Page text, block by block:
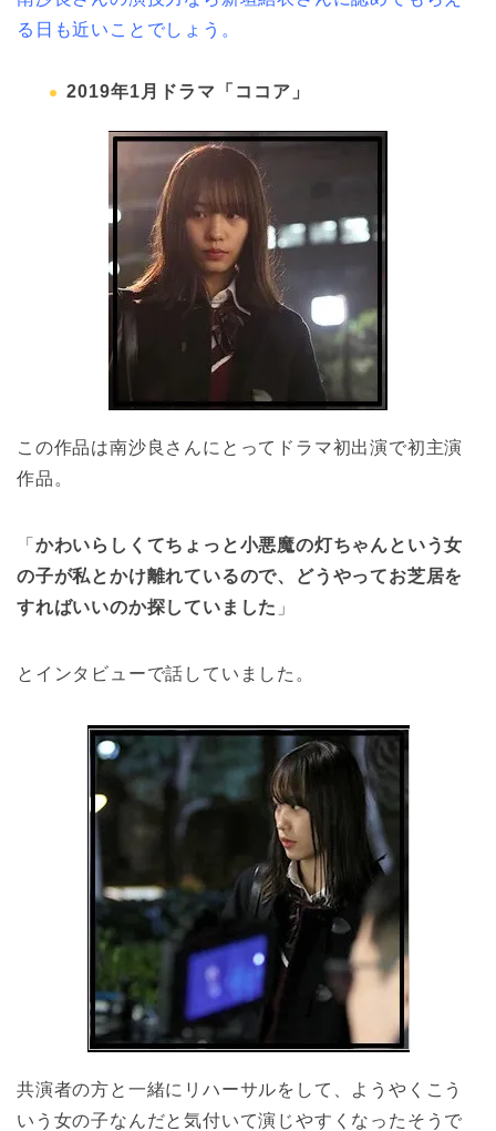
る日も近いことでしょう。
2019年1月ドラマ「ココア」
この作品は南沙良さんにとってドラマ初出演で初主演
作品。
「 かわいらしくてちょっと小悪魔の灯ちゃんという女
の子が私とかけ離れているので、どうやってお芝居を
すればいいのか探していました 」
とインタビューで話していました。
共演者の方と一緒にリハーサルをして、ようやくこう
いう女の子なんだと気付いて演じやすくなったそうで